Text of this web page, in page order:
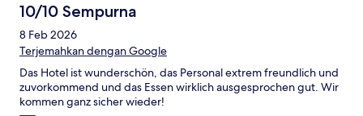
10/10 Sempurna
8 Feb 2026
Terjemahkan dengan Google
Das Hotel ist wunderschön, das Personal extrem freundlich und
zuvorkommend und das Essen wirklich ausgesprochen gut. Wir
kommen ganz sicher wieder!